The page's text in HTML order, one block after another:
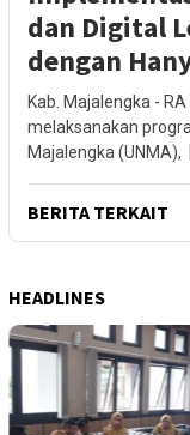
dan Digital
dengan
Kab. Majalengka -
melaksanakan
Majalengka (UNMA),
BERITA TERKAIT
HEADLINES